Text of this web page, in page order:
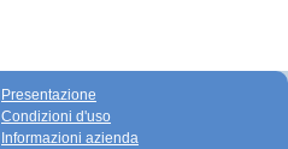
Presentazione
Condizioni d'uso
Informazioni azienda